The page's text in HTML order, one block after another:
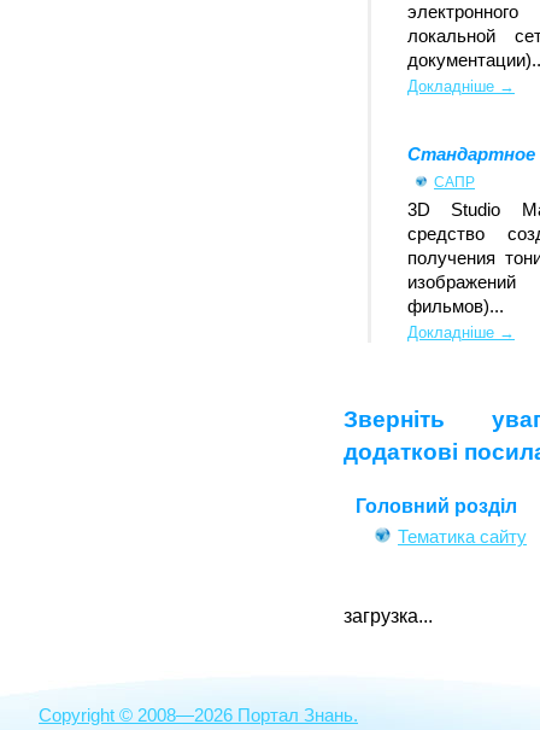
локальной
Докладніше →
Стандартное
САПР
3D Studio
средство
получения
фильмов)...
Докладніше →
Зверніть
додаткові
Головний розділ
Тематика сайту
загрузка...
Copyright © 2008—2026 Портал Знань.